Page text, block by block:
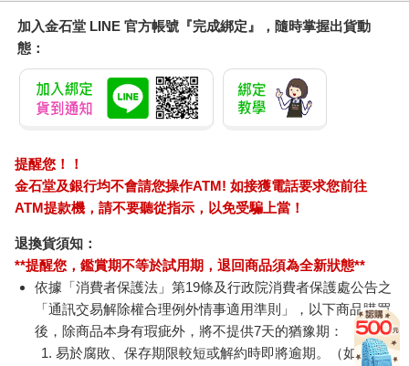
加入金石堂 LINE 官方帳號『完成綁定』，隨時掌握出貨動
態：
提醒您！！
金石堂及銀行均不會請您操作ATM! 如接獲電話要求您前往
ATM提款機，請不要聽從指示，以免受騙上當！
退換貨須知：
**提醒您，鑑賞期不等於試用期，退回商品須為全新狀態**
依據「消費者保護法」第19條及行政院消費者保護處公告之
「通訊交易解除權合理例外情事適用準則」，以下商品購買
後，除商品本身有瑕疵外，將不提供7天的猶豫期：
易於腐敗、保存期限較短或解約時即將逾期。（如：生